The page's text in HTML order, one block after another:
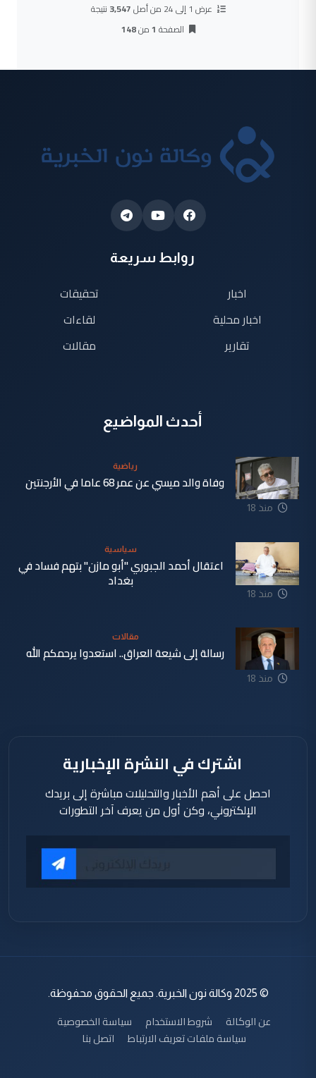
عرض 1 إلى 24 من أصل 3,547 نتيجة
الصفحة 1من148
روابط سريعة
اخبار
اخبار محلية
تقارير
تحقيقات
لقاءات
مقالات
أحدث المواضيع
منذ 18
رياضية
وفاة والد ميسي عن عمر 68 عاما في الأرجنتين
منذ 18
سياسية
اعتقال أحمد الجبوري "أبو مازن" بتهم فساد في
بغداد
منذ 18
مقالات
رسالة إلى شيعة العراق.. استعدوا يرحمكم الله
اشترك في النشرة الإخبارية
احصل على أهم الأخبار والتحليلات مباشرة إلى بريدك
الإلكتروني، وكن أول من يعرف آخر التطورات
© 2025 وكالة نون الخبرية. جميع الحقوق محفوظة.
عن الوكالة شروط الاستخدام
سياسة الخصوصية
سياسة ملفات تعريف الارتباط
اتصل بنا